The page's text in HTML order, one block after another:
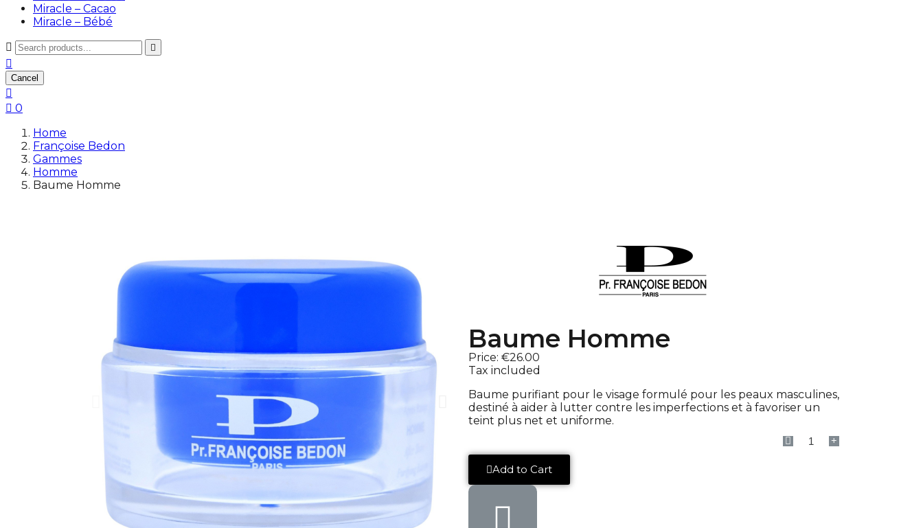
Miracle – Cacao
Miracle – Bébé



Cancel

 0
Home
Françoise Bedon
Gammes
Homme
Baume Homme
Baume Homme
Price: €26.00
Tax included
Baume purifiant pour le visage formulé pour les peaux masculines,
destiné à aider à lutter contre les imperfections et à favoriser un
teint plus net et uniforme.
Add to Cart